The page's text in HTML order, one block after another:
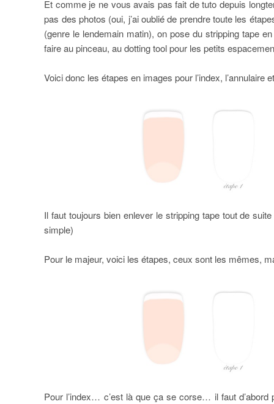
Et comme je ne vous avais pas fait de tuto depuis
pas des photos (oui, j’ai oublié de prendre toute les
(genre le lendemain matin), on pose du stripping tape
faire au pinceau, au dotting tool pour les petits
Voici donc les étapes en images pour l’index, l’annulaire
Il faut toujours bien enlever le stripping tape tout de
simple)
Pour le majeur, voici les étapes, ceux sont les mêmes,
Pour l’index… c’est là que ça se corse… il faut